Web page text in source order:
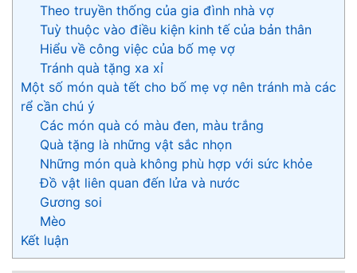
Theo truyền thống của gia đình nhà vợ
Tuỳ thuộc vào điều kiện kinh tế của bản thân
Hiểu về công việc của bố mẹ vợ
Tránh quà tặng xa xỉ
Một số món quà tết cho bố mẹ vợ nên tránh mà các
rể cần chú ý
Các món quà có màu đen, màu trắng
Quà tặng là những vật sắc nhọn
Những món quà không phù hợp với sức khỏe
Đồ vật liên quan đến lửa và nước
Gương soi
Mèo
Kết luận